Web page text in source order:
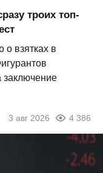
троих топ-
о взятках в
заключение
3 авг 2026 4 386